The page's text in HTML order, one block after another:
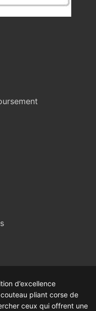
d’excellence
pliant corse de
ceux qui offrent une